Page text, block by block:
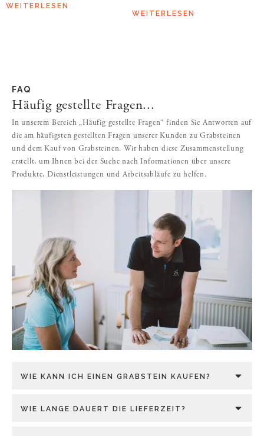
WEITERLESEN
WEITERLESEN
FAQ
Häufig gestellte Fragen...
In unserem Bereich „Häufig gestellte Fragen“ finden Sie Antworten auf
die am häufigsten gestellten Fragen unserer Kunden zu Grabsteinen
und dem Kauf von Grabsteinen. Wir haben diese Zusammenstellung
erstellt, um Ihnen bei der Suche nach Informationen über unsere
Produkte, Dienstleistungen und Arbeitsabläufe zu helfen.
WIE KANN ICH EINEN GRABSTEIN KAUFEN?
WIE LANGE DAUERT DIE LIEFERZEIT?